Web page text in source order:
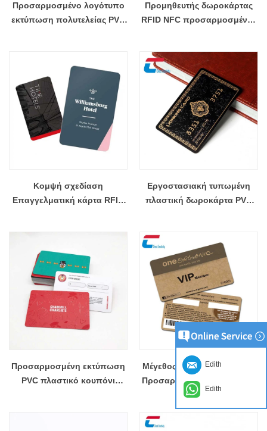
Προσαρμοσμένο λογότυπο
εκτύπωση πολυτελείας PVC
Προμηθευτής δωροκάρτας
RFID NFC προσαρμοσμένης
Κομψή σχεδίαση
Επαγγελματική κάρτα RFID
Εργοστασιακή τυπωμένη
πλαστική δωροκάρτα PVC
Προσαρμοσμένη εκτύπωση
PVC πλαστικό κουπόνι
Μέγεθος πιστωτικής κάρτας
Προσαρμοσμένη εκτύπωση
πλαστικής κάρτας PVC
επαγγελματική κάρτα μέλους
Edith
Edith